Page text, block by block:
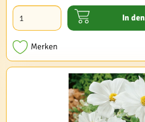
In den
Merken